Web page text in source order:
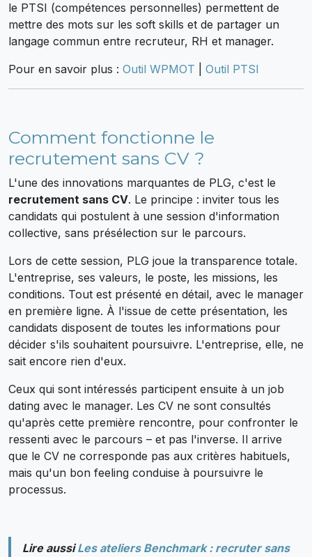
le PTSI (compétences personnelles) permettent de
mettre des mots sur les soft skills et de partager un
langage commun entre recruteur, RH et manager.
Pour en savoir plus : Outil WPMOT Outil PTSI
Comment fonctionne le
recrutement sans CV ?
L'une des innovations marquantes de PLG, c'est le
recrutement sans CV. Le principe : inviter tous les
candidats qui postulent à une session d'information
collective, sans présélection sur le parcours.
Lors de cette session, PLG joue la transparence totale.
L'entreprise, ses valeurs, le poste, les missions, les
conditions. Tout est présenté en détail, avec le manager
en première ligne. À l'issue de cette présentation, les
candidats disposent de toutes les informations pour
décider s'ils souhaitent poursuivre. L'entreprise, elle, ne
sait encore rien d'eux.
Ceux qui sont intéressés participent ensuite à un job
dating avec le manager. Les CV ne sont consultés
qu'après cette première rencontre, pour confronter le
ressenti avec le parcours – et pas l'inverse. Il arrive
que le CV ne corresponde pas aux critères habituels,
mais qu'un bon feeling conduise à poursuivre le
processus.
Lire aussiLes ateliers Benchmark : recruter sans